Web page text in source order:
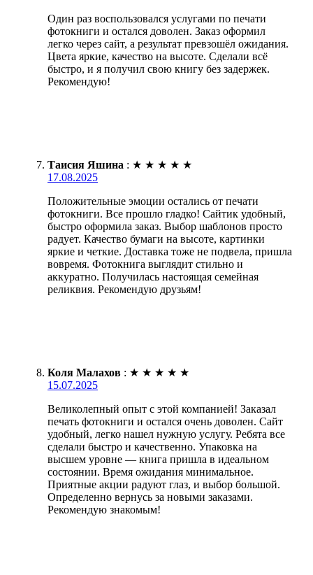
Один раз воспользовался услугами по печати
фотокниги и остался доволен. Заказ оформил
легко через сайт, а результат превзошёл ожидания.
Цвета яркие, качество на высоте. Сделали всё
быстро, и я получил свою книгу без задержек.
Рекомендую!
Таисия Яшина : ★ ★ ★ ★ ★
17.08.2025
Положительные эмоции остались от печати
фотокниги. Все прошло гладко! Сайтик удобный,
быстро оформила заказ. Выбор шаблонов просто
радует. Качество бумаги на высоте, картинки
яркие и четкие. Доставка тоже не подвела, пришла
вовремя. Фотокнига выглядит стильно и
аккуратно. Получилась настоящая семейная
реликвия. Рекомендую друзьям!
Коля Малахов : ★ ★ ★ ★ ★
15.07.2025
Великолепный опыт с этой компанией! Заказал
печать фотокниги и остался очень доволен. Сайт
удобный, легко нашел нужную услугу. Ребята все
сделали быстро и качественно. Упаковка на
высшем уровне — книга пришла в идеальном
состоянии. Время ожидания минимальное.
Приятные акции радуют глаз, и выбор большой.
Определенно вернусь за новыми заказами.
Рекомендую знакомым!